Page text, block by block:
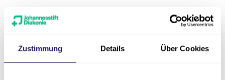
Zustimmung Details Über Cookies
Inklusionskurs:
28.09.2026 09:00